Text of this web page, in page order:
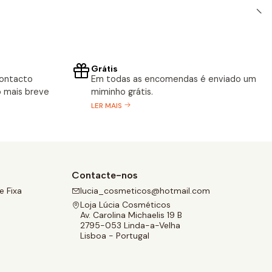
mais breve
Grátis
Em todas as encomendas é enviado um
miminho grátis.
LER MAIS
Fixa
Contacte-nos
lucia_cosmeticos@hotmail.com
Loja Lúcia Cosméticos
Av. Carolina Michaelis 19 B
2795-053 Linda-a-Velha
Lisboa - Portugal